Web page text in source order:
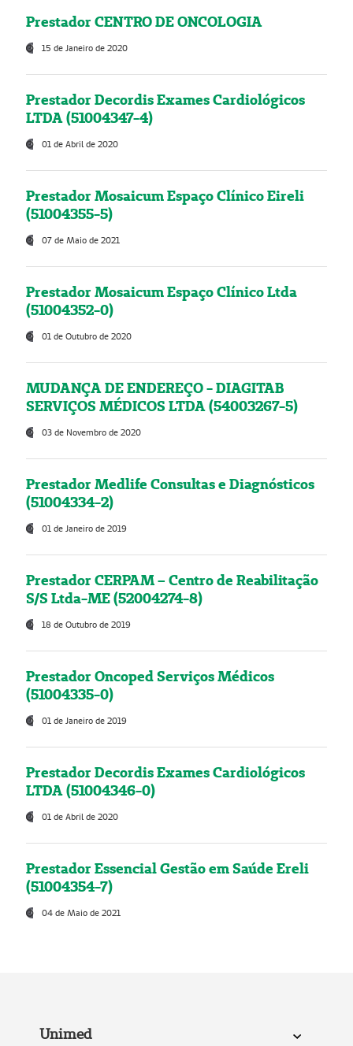
Prestador CENTRO DE ONCOLOGIA
15 de Janeiro de 2020
Prestador Decordis Exames Cardiológicos
LTDA (51004347-4)
01 de Abril de 2020
Prestador Mosaicum Espaço Clínico Eireli
(51004355-5)
07 de Maio de 2021
Prestador Mosaicum Espaço Clínico Ltda
(51004352-0)
01 de Outubro de 2020
MUDANÇA DE ENDEREÇO - DIAGITAB
SERVIÇOS MÉDICOS LTDA (54003267-5)
03 de Novembro de 2020
Prestador Medlife Consultas e Diagnósticos
(51004334-2)
01 de Janeiro de 2019
Prestador CERPAM – Centro de Reabilitação
S/S Ltda-ME (52004274-8)
18 de Outubro de 2019
Prestador Oncoped Serviços Médicos
(51004335-0)
01 de Janeiro de 2019
Prestador Decordis Exames Cardiológicos
LTDA (51004346-0)
01 de Abril de 2020
Prestador Essencial Gestão em Saúde Ereli
(51004354-7)
04 de Maio de 2021
Unimed